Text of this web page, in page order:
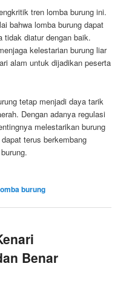
tren lomba burung ini.
bahwa lomba burung dapat
tidak diatur dengan baik.
kelestarian burung liar
alam untuk dijadikan peserta
tetap menjadi daya tarik
Dengan adanya regulasi
melestarikan burung
terus berkembang
burung
Benar